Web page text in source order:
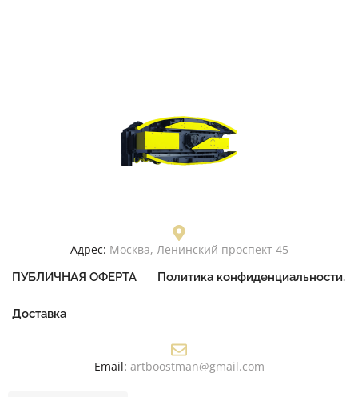
Адрес: Москва, Ленинский проспект 45
ПУБЛИЧНАЯ ОФЕРТА Политика конфиденциальности.
Доставка
Email: artboostman@gmail.com